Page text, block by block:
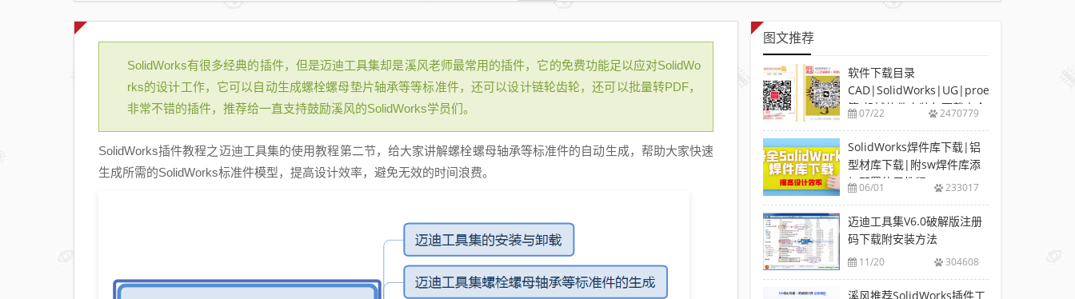
SolidWorks有很多经典的插件，但是迈迪工具集却是溪风老师最常用的插件，它的免费功能足以应对SolidWo
rks的设计工作，它可以自动生成螺栓螺母垫片轴承等等标准件，还可以设计链轮齿轮，还可以批量转PDF，
非常不错的插件，推荐给一直支持鼓励溪风的SolidWorks学员们。
SolidWorks插件教程之迈迪工具集的使用教程第二节，给大家讲解螺栓螺母轴承等标准件的自动生成，帮助大家快速
生成所需的SolidWorks标准件模型，提高设计效率，避免无效的时间浪费。
图文推荐
软件下载目录
CAD|SolidWorks|UG|proe
等-机械软件安装包下载大全
07/22 2470779
SolidWorks焊件库下载|铝
型材库下载|附sw焊件库添
加配置使用教程
06/01 233017
迈迪工具集V6.0破解版注册
码下载附安装方法
11/20 304608
溪风推荐SolidWorks插件工